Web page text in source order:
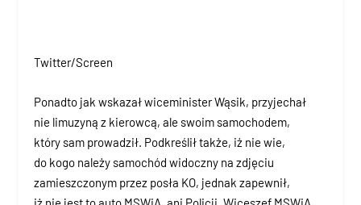
Twitter/Screen
Ponadto jak wskazał wiceminister Wąsik, przyjechał
nie limuzyną z kierowcą, ale swoim samochodem,
który sam prowadził. Podkreślił także, iż nie wie,
do kogo należy samochód widoczny na zdjęciu
zamieszczonym przez posła KO, jednak zapewnił,